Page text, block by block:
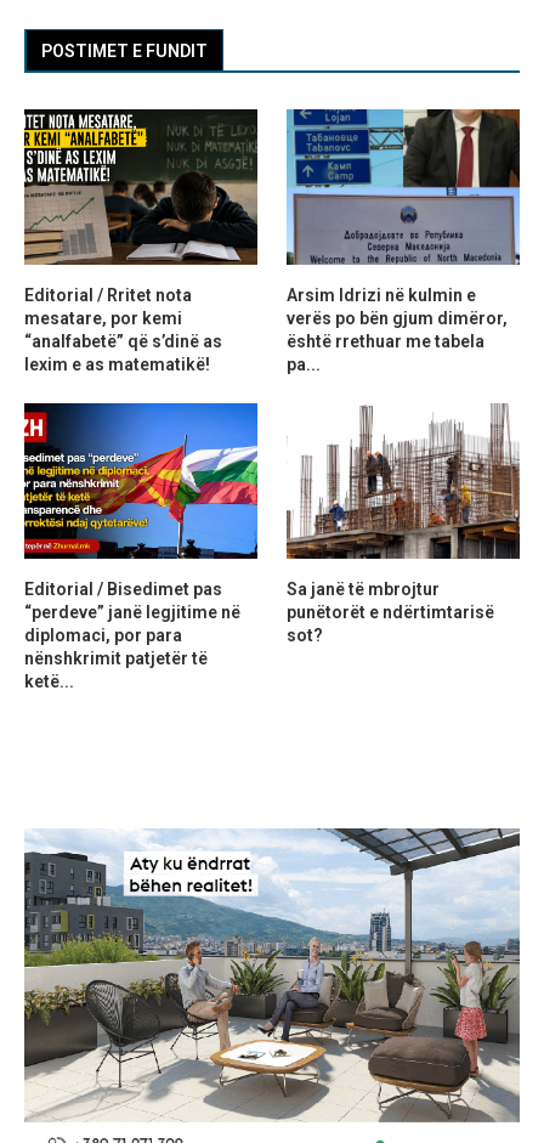
POSTIMET E FUNDIT
Editorial / Rritet nota
mesatare, por kemi
“analfabetë” që s’dinë as
lexim e as matematikë!
Arsim Idrizi në kulmin e
verës po bën gjum dimëror,
është rrethuar me tabela
pa...
Editorial / Bisedimet pas
“perdeve” janë legjitime në
diplomaci, por para
nënshkrimit patjetër të
ketë...
Sa janë të mbrojtur
punëtorët e ndërtimtarisë
sot?